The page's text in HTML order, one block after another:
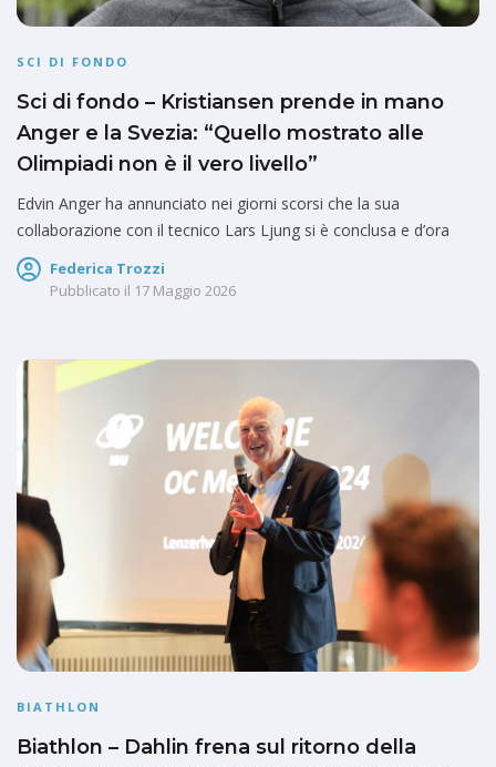
SCI DI FONDO
Sci di fondo – Kristiansen prende in mano
Anger e la Svezia: “Quello mostrato alle
Olimpiadi non è il vero livello”
Edvin Anger ha annunciato nei giorni scorsi che la sua
collaborazione con il tecnico Lars Ljung si è conclusa e d’ora
Federica Trozzi
Pubblicato il 17 Maggio 2026
BIATHLON
Biathlon – Dahlin frena sul ritorno della